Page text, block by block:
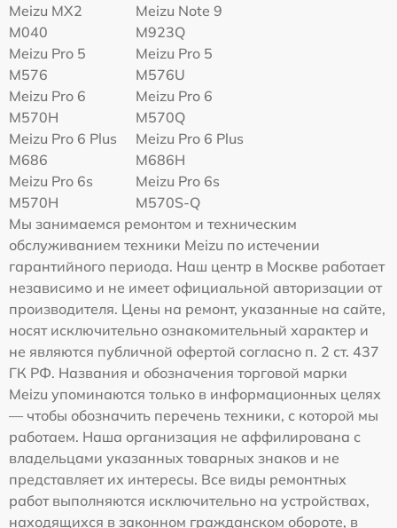
Meizu MX2
M040
Meizu Note 9
M923Q
Meizu Pro 5
M576
Meizu Pro 5
M576U
Meizu Pro 6
M570H
Meizu Pro 6
M570Q
Meizu Pro 6 Plus
M686
Meizu Pro 6 Plus
M686H
Meizu Pro 6s
M570H
Meizu Pro 6s
M570S-Q
Мы занимаемся ремонтом и техническим
обслуживанием техники Meizu по истечении
гарантийного периода. Наш центр в Москве работает
независимо и не имеет официальной авторизации от
производителя. Цены на ремонт, указанные на сайте,
носят исключительно ознакомительный характер и
не являются публичной офертой согласно п. 2 ст. 437
ГК РФ. Названия и обозначения торговой марки
Meizu упоминаются только в информационных целях
— чтобы обозначить перечень техники, с которой мы
работаем. Наша организация не аффилирована с
владельцами указанных товарных знаков и не
представляет их интересы. Все виды ремонтных
работ выполняются исключительно на устройствах,
находящихся в законном гражданском обороте, в